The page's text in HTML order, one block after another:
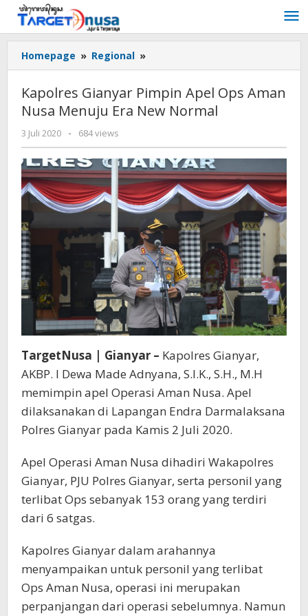
Lewati
konten
Homepage » Regional »
Gianyar
Apel
Ops
Menuju
Era
New
Normal
Kapolres Gianyar Pimpin Apel Ops Aman
Nusa Menuju Era New Normal
3 Juli 2020
oleh
targetnusa
- 684 views
TargetNusa | Gianyar – Kapolres Gianyar,
AKBP. I Dewa Made Adnyana, S.I.K., S.H., M.H
memimpin apel Operasi Aman Nusa. Apel
dilaksanakan di Lapangan Endra Darmalaksana
Polres Gianyar pada Kamis 2 Juli 2020.
Apel Operasi Aman Nusa dihadiri Wakapolres
Gianyar, PJU Polres Gianyar, serta personil yang
terlibat Ops sebanyak 153 orang yang terdiri
dari 6 satgas.
Kapolres Gianyar dalam arahannya
menyampaikan untuk personil yang terlibat
Ops Aman Nusa, operasi ini merupakan
perpanjangan dari operasi sebelumnya. Namun